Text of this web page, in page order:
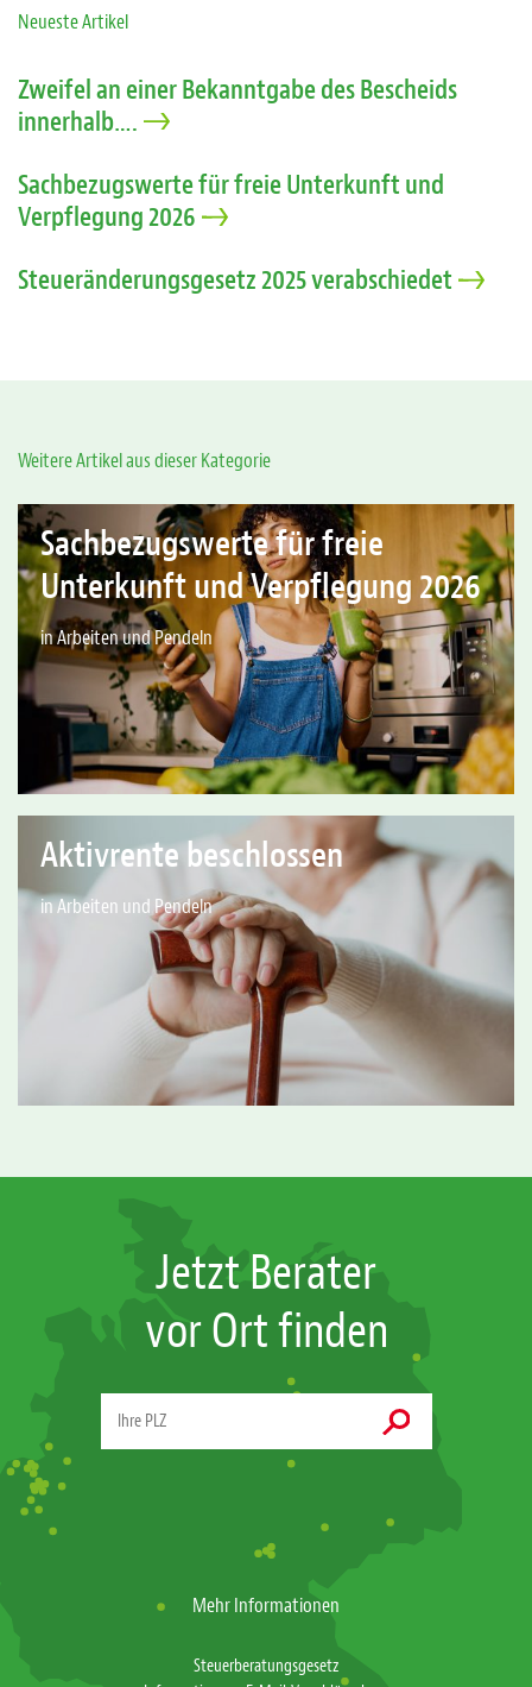
Neueste Artikel
Zweifel an einer Bekanntgabe des Bescheids
innerhalb….
Sachbezugswerte für freie Unterkunft und
Verpflegung 2026
Steueränderungsgesetz 2025 verabschiedet
Weitere Artikel aus dieser Kategorie
Sachbezugswerte für freie
Unterkunft und Verpflegung 2026
in Arbeiten und Pendeln
Aktivrente beschlossen
in Arbeiten und Pendeln
Jetzt Berater
vor Ort finden
Mehr Informationen
Steuerberatungsgesetz